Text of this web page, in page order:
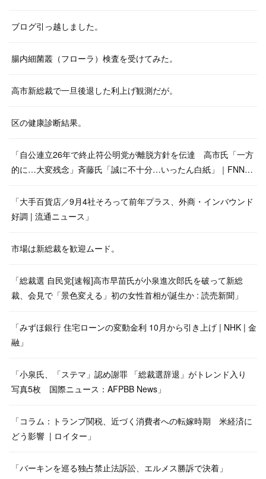
ブログ引っ越しました。
腸内細菌叢（フローラ）検査を受けてみた。
高市新総裁で一旦後退した利上げ観測だが。
区の健康診断結果。
「自公連立26年で終止符公明党が離脱方針を伝達 高市氏「一方
的に…大変残念」斉藤氏「誠に不十分…いったん白紙」｜FNN…
「大手百貨店／9月4社そろって前年プラス、外商・インバウンド
好調 | 流通ニュース」
市場は新総裁を歓迎ムード。
「総裁選 自民党[速報]高市早苗氏が小泉進次郎氏を破って新総
裁、会見で「景色変える」初の女性首相が誕生か : 読売新聞」
「みずほ銀行 住宅ローンの変動金利 10月から引き上げ | NHK | 金
融」
「小泉氏、「ステマ」認め謝罪 「総裁選辞退」がトレンド入り
写真5枚 国際ニュース：AFPBB News」
「コラム：トランプ関税、近づく消費者への転嫁時期 米経済に
どう影響 | ロイター」
「バーキンを巡る独占禁止法訴訟、エルメス勝訴で決着」